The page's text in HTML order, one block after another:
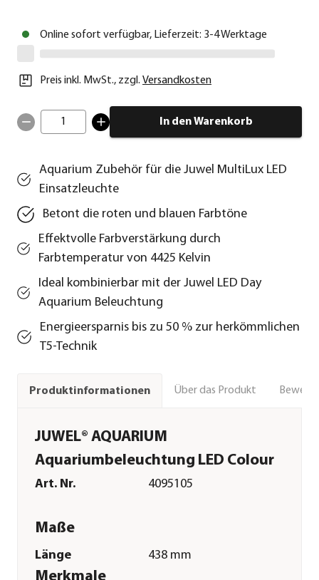
Online sofort verfügbar, Lieferzeit: 3-4 Werktage
Preis inkl. MwSt., zzgl. Versandkosten
1 In den Warenkorb
Aquarium Zubehör für die Juwel MultiLux LED
Einsatzleuchte
Betont die roten und blauen Farbtöne
Effektvolle Farbverstärkung durch
Farbtemperatur von 4425 Kelvin
Ideal kombinierbar mit der Juwel LED Day
Aquarium Beleuchtung
Energieersparnis bis zu 50 % zur herkömmlichen
T5-Technik
Produktinformationen Über das Produkt
JUWEL® AQUARIUM
Aquariumbeleuchtung LED Colour
Art. Nr. 4095105
Maße
Länge 438 mm